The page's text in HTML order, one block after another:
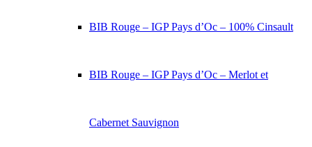
BIB Rouge – IGP Pays d’Oc – 100% Cinsault
BIB Rouge – IGP Pays d’Oc – Merlot et
Cabernet Sauvignon